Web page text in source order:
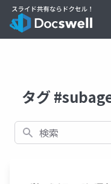
タグ
検索